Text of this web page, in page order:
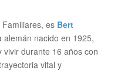
es Bert
alemán nacido en 1925,
durante 16 años con
vital y